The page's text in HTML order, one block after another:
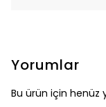
Yorumlar
Bu ürün için henüz